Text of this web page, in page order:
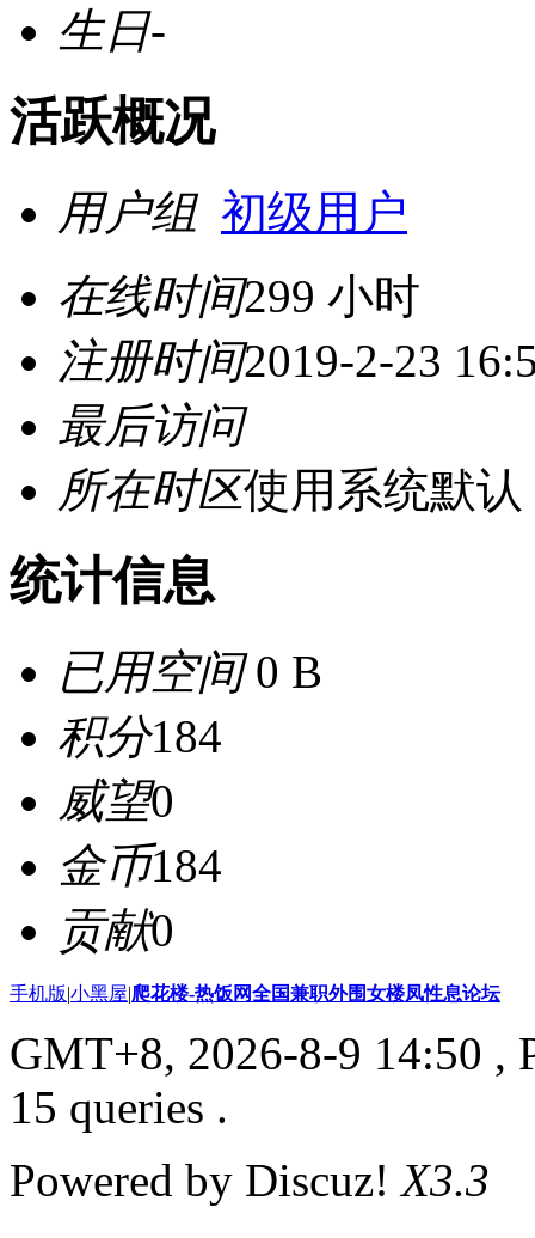
生日-
活跃概况
用户组 初级用户
在线时间299 小时
注册时间2019-2-23
最后访问
所在时区使用系统默认
统计信息
已用空间0 B
积分184
威望0
金币184
贡献0
手机版|小黑屋|爬花楼-热饭网全国兼职外围女楼凤性息论坛
GMT+8, 2026-8-9 14:50 ,
15 queries .
Powered by Discuz!X3.3